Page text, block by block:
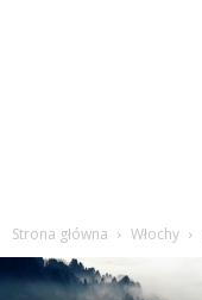
Strona główna Włochy